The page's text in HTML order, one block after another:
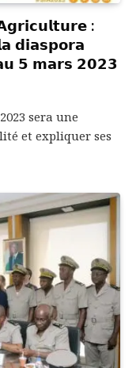
:
𝗱𝗶𝗮𝘀𝗽𝗼𝗿𝗮
𝗮𝘂 𝟱 𝗺𝗮𝗿𝘀 𝟮𝟬𝟮𝟯
sera une
et expliquer ses